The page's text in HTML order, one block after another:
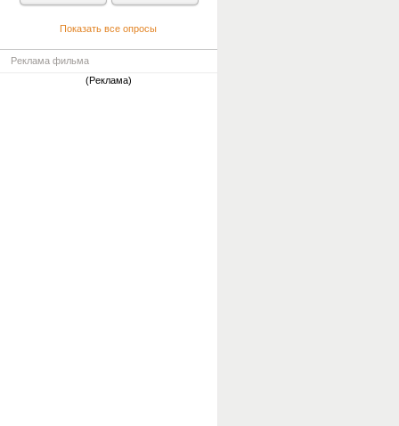
Показать все опросы
Реклама фильма
(Реклама)